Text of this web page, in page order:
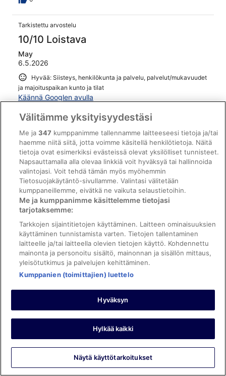
Tarkistettu arvostelu
10/10 Loistava
May
6.5.2026
Hyvää: Siisteys, henkilökunta ja palvelu, palvelut/mukavuudet
ja majoituspaikan kunto ja tilat
Käännä Googlen avulla
closed to everything. Best part of it all was we got
upgraded to a nice room.
Yöpyi 2 yötä huhtikuussa 2026
0
Tarkistettu arvostelu
8/10 Hyvä
David
12.2.2026
Hyvää: Siisteys, henkilökunta ja palvelu ja
Great location and nice, clean, modern hotel. Staff very
Välitämme yksityisyydestäsi
Me ja347 kumppanimme tallennamme laitteeseesi tietoja ja/tai
haemme niitä siitä, jotta voimme käsitellä henkilötietoja. Näitä
tietoja ovat esimerkiksi evästeissä olevat yksilölliset tunnisteet.
Napsauttamalla alla olevaa linkkiä voit hyväksyä tai hallinnoida
valintojasi. Voit tehdä tämän myös myöhemmin
Tietosuojakäytäntö-sivullamme. Valintasi välitetään
kumppaneillemme, eivätkä ne vaikuta selaustietoihin.
Me ja kumppanimme käsittelemme tietojasi
tarjotaksemme:
Tarkkojen sijaintitietojen käyttäminen. Laitteen ominaisuuksien
käyttäminen tunnistamista varten. Tietojen tallentaminen
laitteelle ja/tai laitteella olevien tietojen käyttö. Kohdennettu
mainonta ja personoitu sisältö, mainonnan ja sisällön mittaus,
yleisötutkimus ja palvelujen kehittäminen.
Kumppanien (toimittajien) luettelo
Hyväksyn
Hylkää kaikki
Näytä käyttötarkoitukset